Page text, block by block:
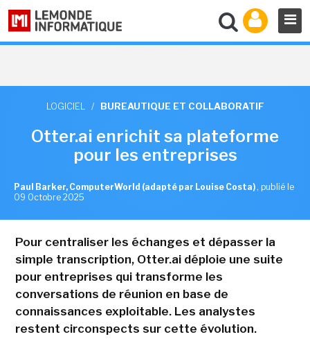
LOGICIEL / BUREAUTIQUE ET COLLABORATIF
Otter.ai enrichit sa plateforme
pour les entreprises
Paul Barker, ComputerWorld (adapté par Louise Costa) , publié le
09 Octobre 2025
Pour centraliser les échanges et dépasser la
simple transcription, Otter.ai déploie une suite
pour entreprises qui transforme les
conversations de réunion en base de
connaissances exploitable. Les analystes
restent circonspects sur cette évolution.